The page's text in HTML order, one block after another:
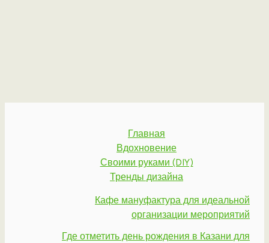
Главная
Вдохновение
Своими руками (DIY)
Тренды дизайна
Кафе мануфактура для идеальной
организации мероприятий
Где отметить день рождения в Казани для